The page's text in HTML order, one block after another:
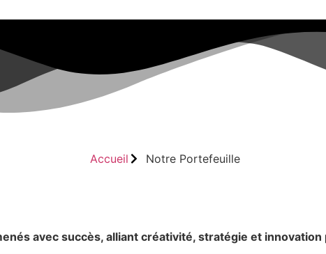
(SEO)
Accueil
Notre Portefeuille
avec succès, alliant créativité, stratégie et